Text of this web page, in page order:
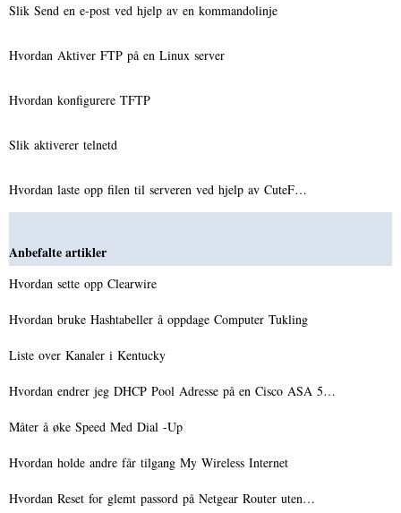
Slik Send en e-post ved hjelp av en kommandolinje
Hvordan Aktiver FTP på en Linux server
Hvordan konfigurere TFTP
Slik aktiverer telnetd
Hvordan laste opp filen til serveren ved hjelp av CuteF…
Anbefalte artikler
Hvordan sette opp Clearwire
Hvordan bruke Hashtabeller å oppdage Computer Tukling
Liste over Kanaler i Kentucky
Hvordan endrer jeg DHCP Pool Adresse på en Cisco ASA 5…
Måter å øke Speed ​​Med Dial -Up
Hvordan holde andre får tilgang My Wireless Internet
Hvordan Reset for glemt passord på Netgear Router uten…